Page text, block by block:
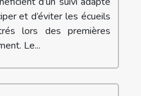
et d’éviter les écueils
lors des premières
Le...